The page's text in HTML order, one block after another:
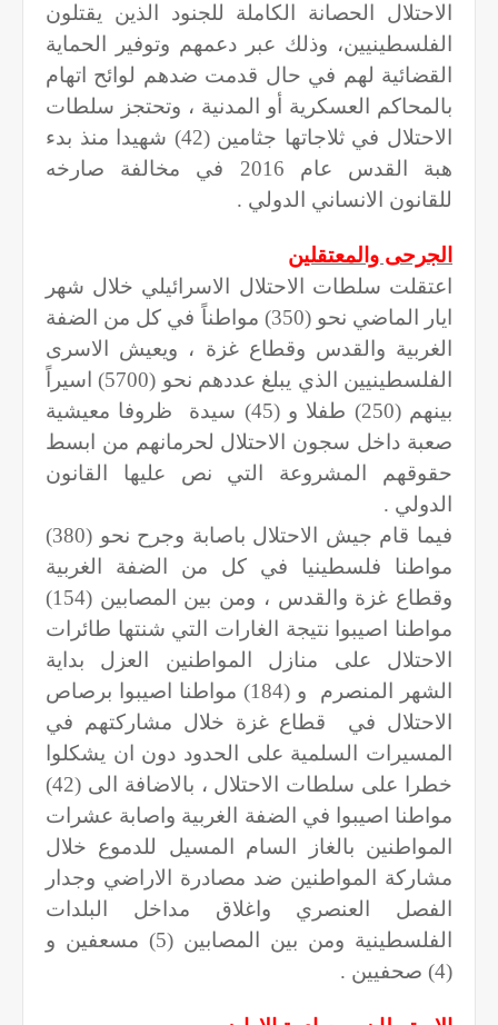
الاحتلال الحصانة الكاملة للجنود الذين يقتلون
الفلسطينيين، وذلك عبر دعمهم وتوفير الحماية
القضائية لهم في حال قدمت ضدهم لوائح اتهام
بالمحاكم العسكرية أو المدنية ، وتحتجز سلطات
الاحتلال في ثلاجاتها جثامين (42) شهيدا منذ بدء
هبة القدس عام 2016 في مخالفة صارخه
للقانون الانساني الدولي .
الجرحى والمعتقلين
اعتقلت سلطات الاحتلال الاسرائيلي خلال شهر
ايار الماضي نحو (350) مواطناً في كل من الضفة
الغربية والقدس وقطاع غزة ، ويعيش الاسرى
الفلسطينيين الذي يبلغ عددهم نحو (5700) اسيراً
بينهم (250) طفلا و (45) سيدة
ظروفا معيشية
صعبة داخل سجون الاحتلال لحرمانهم من ابسط
حقوقهم المشروعة التي نص عليها القانون
الدولي .
فيما قام جيش الاحتلال باصابة وجرح نحو (380
)
مواطنا فلسطينيا في كل من الضفة الغربية
وقطاع غزة والقدس ، ومن بين المصابين (154)
مواطنا اصيبوا نتيجة الغارات التي شنتها طائرات
الاحتلال على منازل المواطنين العزل بداية
الشهر المنصرم
و (184) مواطنا اصيبوا برصاص
الاحتلال في
قطاع غزة خلال مشاركتهم في
المسيرات السلمية على الحدود دون ان يشكلوا
خطرا على سلطات الاحتلال ، بالاضافة الى (42
)
مواطنا اصيبوا في الضفة الغربية واصابة عشرات
المواطنين بالغاز السام المسيل للدموع خلال
مشاركة المواطنين ضد مصادرة الاراضي وجدار
الفصل العنصري واغلاق مداخل البلدات
الفلسطينية ومن بين المصابين (5) مسعفين و
(4) صحفيين .